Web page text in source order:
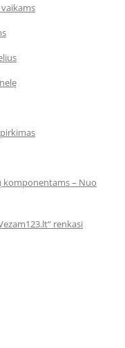
komponentams – Nuo
renkasi